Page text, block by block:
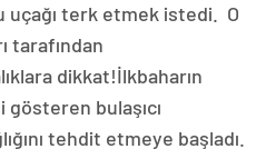
uçağı terk etmek istedi. O
tarafından
dikkat!İlkbaharın
bulaşıcı
tehdit etmeye başladı.